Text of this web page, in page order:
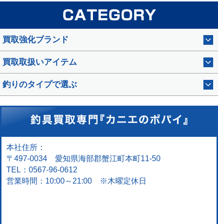
買取強化ブランド
買取取扱いアイテム
釣りのタイプで選ぶ
本社住所：
〒497-0034 愛知県海部郡蟹江町本町11-50
TEL：0567-96-0612
営業時間：10:00～21:00 ※木曜定休日